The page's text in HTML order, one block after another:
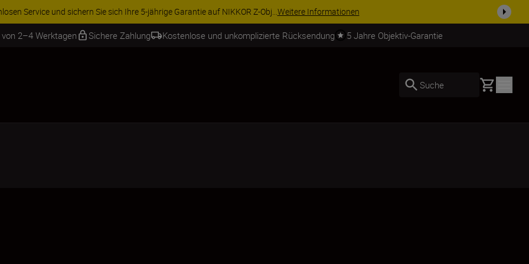
Sie 15 % auf ausgewähltes Zubehör und vervollständigen Sie Ihre Ausrüstu...Jetzt einkaufen
2–4 Werktagen Sichere Zahlung Kostenlose und unkomplizierte Rücksendung 5 Jahre Objektiv-Garantie
Suche Basket